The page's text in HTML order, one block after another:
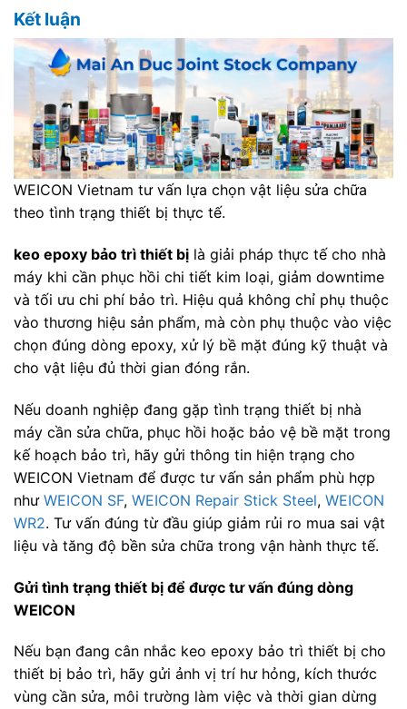
Kết luận
WEICON Vietnam tư vấn lựa chọn vật liệu sửa chữa
theo tình trạng thiết bị thực tế.
keo epoxy bảo trì thiết bị là giải pháp thực tế cho nhà
máy khi cần phục hồi chi tiết kim loại, giảm downtime
và tối ưu chi phí bảo trì. Hiệu quả không chỉ phụ thuộc
vào thương hiệu sản phẩm, mà còn phụ thuộc vào việc
chọn đúng dòng epoxy, xử lý bề mặt đúng kỹ thuật và
cho vật liệu đủ thời gian đóng rắn.
Nếu doanh nghiệp đang gặp tình trạng thiết bị nhà
máy cần sửa chữa, phục hồi hoặc bảo vệ bề mặt trong
kế hoạch bảo trì, hãy gửi thông tin hiện trạng cho
WEICON Vietnam để được tư vấn sản phẩm phù hợp
như WEICON SF, WEICON Repair Stick Steel, WEICON
WR2. Tư vấn đúng từ đầu giúp giảm rủi ro mua sai vật
liệu và tăng độ bền sửa chữa trong vận hành thực tế.
Gửi tình trạng thiết bị để được tư vấn đúng dòng
WEICON
Nếu bạn đang cân nhắc keo epoxy bảo trì thiết bị cho
thiết bị bảo trì, hãy gửi ảnh vị trí hư hỏng, kích thước
vùng cần sửa, môi trường làm việc và thời gian dừng